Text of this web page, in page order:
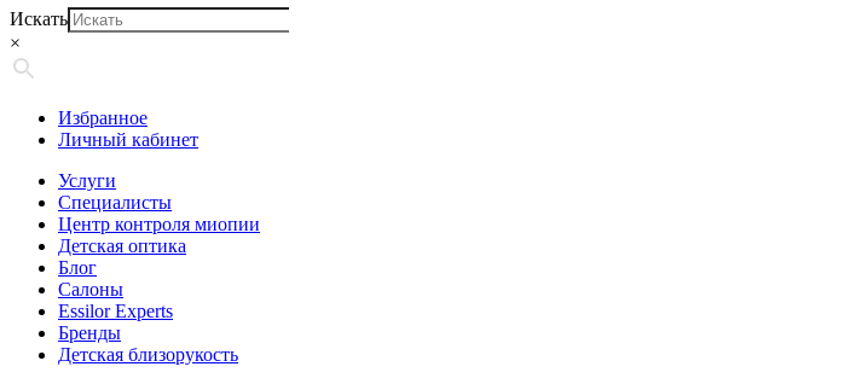
Искать
×
Избранное
Личный кабинет
Услуги
Специалисты
Центр контроля миопии
Детская оптика
Блог
Салоны
Essilor Experts
Бренды
Детская близорукость